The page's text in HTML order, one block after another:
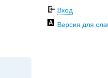
Вход
Версия для